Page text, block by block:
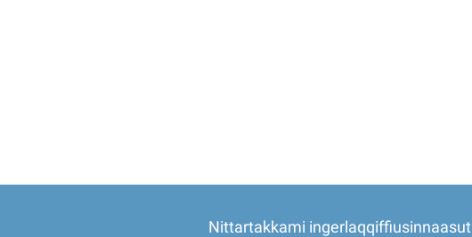
Nittartakkami ingerlaqqiffiusinnaasut